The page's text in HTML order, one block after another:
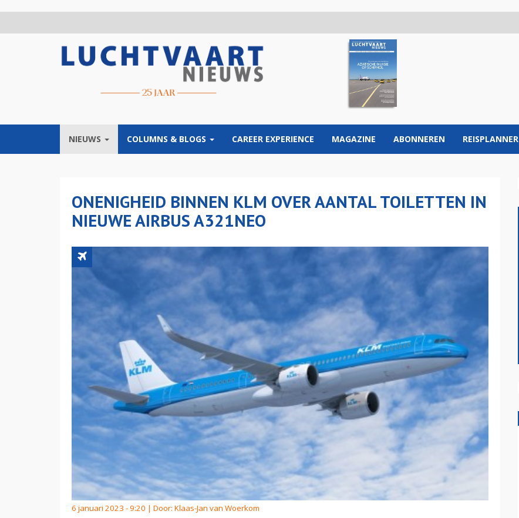
NIEUWS COLUMNS & BLOGS CAREER EXPERIENCE MAGAZINE ABONNEREN REISPLANNER
ONENIGHEID BINNEN KLM OVER AANTAL TOILETTEN IN
NIEUWE AIRBUS A321NEO
6 januari 2023 - 9:20 | Door: Klaas-Jan van Woerkom